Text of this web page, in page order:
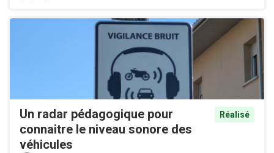
Un radar pédagogique pour
connaitre le niveau sonore des
véhicules
Réalisé